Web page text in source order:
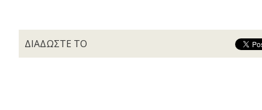
ΔΙΑΔΩΣΤΕ ΤΟ